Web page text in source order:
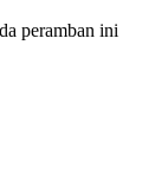
peramban ini